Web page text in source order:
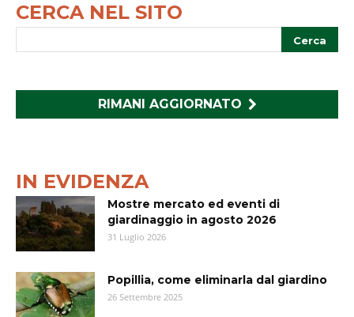
CERCA NEL SITO
RIMANI AGGIORNATO
IN EVIDENZA
Mostre mercato ed eventi di
giardinaggio in agosto 2026
31 Luglio 2026
Popillia, come eliminarla dal giardino
26 Settembre 2025